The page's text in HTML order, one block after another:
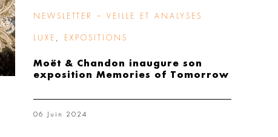
NEWSLETTER – VEILLE ET ANALYSES
LUXE EXPOSITIONS
Moët & Chandon inaugure son
exposition Memories of Tomorrow
06 Juin 2024